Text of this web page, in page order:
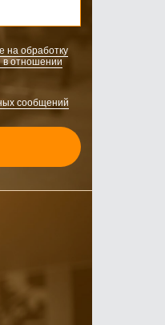
на обработку
в отношении
сообщений